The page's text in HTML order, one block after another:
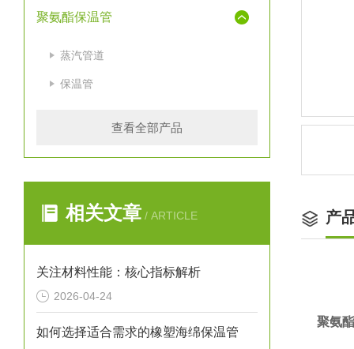
聚氨酯保温管
蒸汽管道
保温管
查看全部产品
相关文章 / ARTICLE
关注材料性能：核心指标解析
2026-04-24
如何选择适合需求的橡塑海绵保温管
产
聚氨